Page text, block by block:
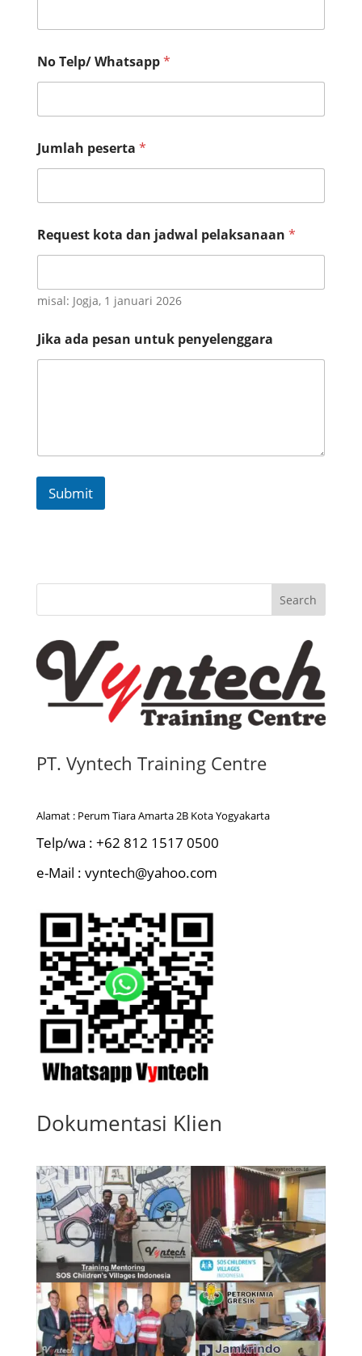
e
s
n
a
d
a
No Telp/ Whatsapp*
Jumlah peserta *
Request kota dan jadwal pelaksanaan *
misal: Jogja, 1 januari 2026
Jika ada pesan untuk penyelenggara
Submit
Search
PT. Vyntech Training Centre
Alamat : Perum Tiara Amarta 2B Kota Yogyakarta
Telp/wa : +62 812 1517 0500
e-Mail : vyntech@yahoo.com
Dokumentasi Klien